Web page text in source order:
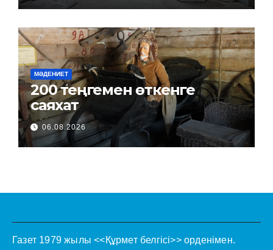
МӘДЕНИЕТ
200 теңгемен өткенге
саяхат
06.08.2026
Газет 1979 жылы <<Құрмет белгісі>> орденімен.